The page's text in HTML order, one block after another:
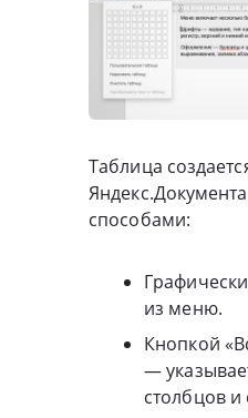
Таблица
способами:
из меню.
Кнопкой
—
столбцов и